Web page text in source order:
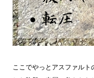
ここでやっとアスファル